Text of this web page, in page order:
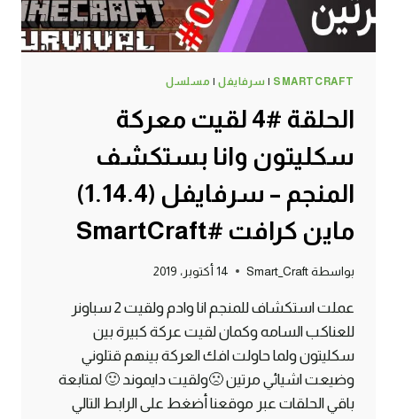
SMARTCRAFT
| سرفايفل| مسلسل
الحلقة #4 لقيت معركة
سكليتون وانا بستكشف
المنجم – سرفايفل (1.14.4)
ماين كرافت #SmartCraft
بواسطة Smart_Craft 14 أكتوبر، 2019
عملت استكشاف للمنجم انا وادم ولقيت 2 سباونر
للعناكب السامه وكمان لقيت عركة كبيرة بين
سكليتون ولما حاولت افك العركة بينهم قتلوني
وضيعت اشيائي مرتين 🙁ولقيت دايموند 🙂 لمتابعة
باقي الحلقات عبر موقعنا أضغط على الرابط التالي